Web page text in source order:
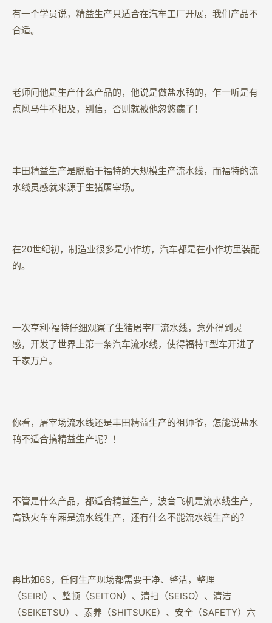
有一个学员说，精益生产只适合在汽车工厂开展，我们产品不
合适。
老师问他是生产什么产品的，他说是做盐水鸭的，乍一听是有
点风马牛不相及，别信，否则就被他忽悠瘸了！
丰田精益生产是脱胎于福特的大规模生产流水线，而福特的流
水线灵感就来源于生猪屠宰场。
在20世纪初，制造业很多是小作坊，汽车都是在小作坊里装配
的。
一次亨利·福特仔细观察了生猪屠宰厂流水线，意外得到灵
感，开发了世界上第一条汽车流水线，使得福特T型车开进了
千家万户。
你看，屠宰场流水线还是丰田精益生产的祖师爷，怎能说盐水
鸭不适合搞精益生产呢？！
不管是什么产品，都适合精益生产，波音飞机是流水线生产，
高铁火车车厢是流水线生产，还有什么不能流水线生产的？
再比如6S，任何生产现场都需要干净、整洁，整理
（SEIRI）、整顿（SEITON）、清扫（SEISO）、清洁
（SEIKETSU）、素养（SHITSUKE）、安全（SAFETY）六